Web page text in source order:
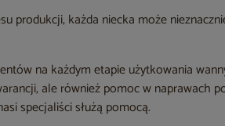
produkcji, każda niecka może
na każdym etapie użytkowania
ale również pomoc w naprawach
specjaliści służą pomocą.